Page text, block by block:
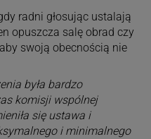
radni głosując ustalają
opuszcza salę obrad czy
swoją obecnością nie
była bardzo
komisji wspólnej
się ustawa i
i minimalnego